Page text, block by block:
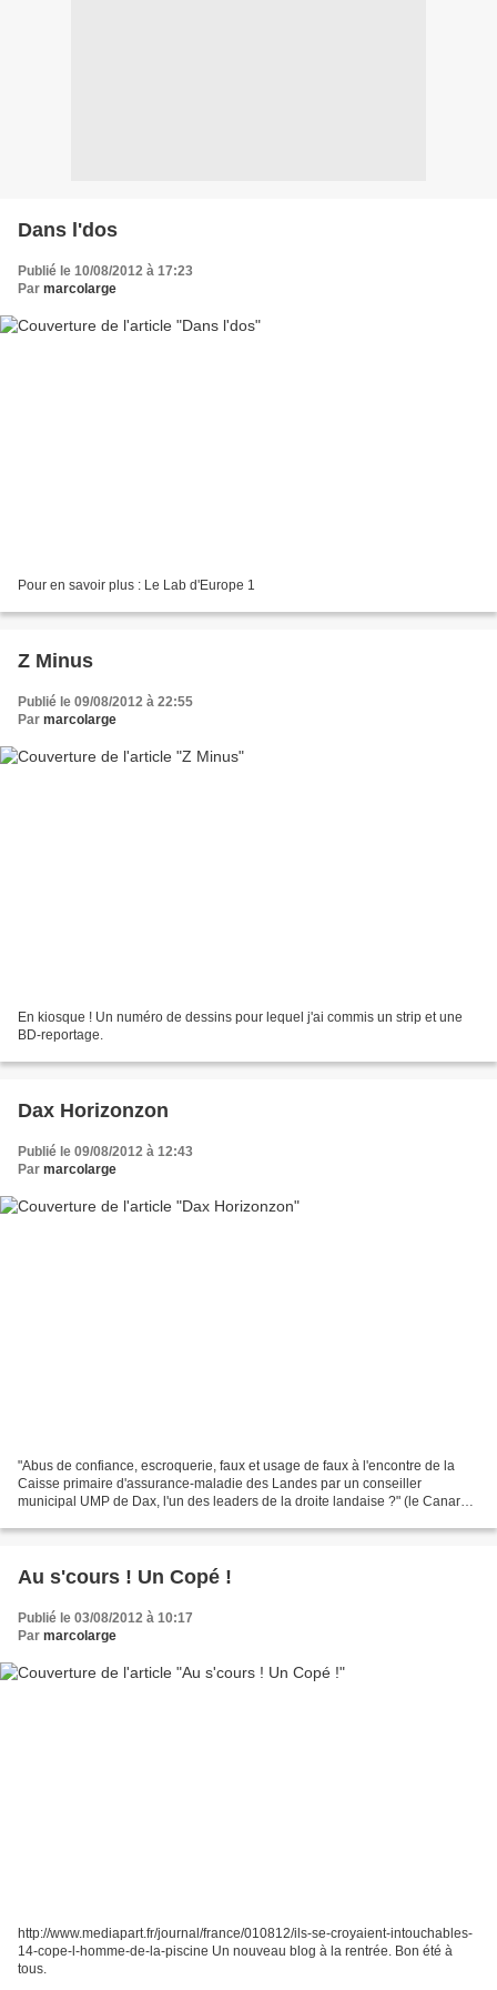
Dans l'dos
Publié le 10/08/2012 à 17:23
Par marcolarge
Pour en savoir plus : Le Lab d'Europe 1
Z Minus
Publié le 09/08/2012 à 22:55
Par marcolarge
En kiosque ! Un numéro de dessins pour lequel j'ai commis un strip et une
BD-reportage.
Dax Horizonzon
Publié le 09/08/2012 à 12:43
Par marcolarge
"Abus de confiance, escroquerie, faux et usage de faux à l'encontre de la
Caisse primaire d'assurance-maladie des Landes par un conseiller
municipal UMP de Dax, l'un des leaders de la droite landaise ?" (le Canard
Au s'cours ! Un Copé !
Publié le 03/08/2012 à 10:17
Par marcolarge
http://www.mediapart.fr/journal/france/010812/ils-se-croyaient-intouchables-
14-cope-l-homme-de-la-piscine Un nouveau blog à la rentrée. Bon été à
tous.